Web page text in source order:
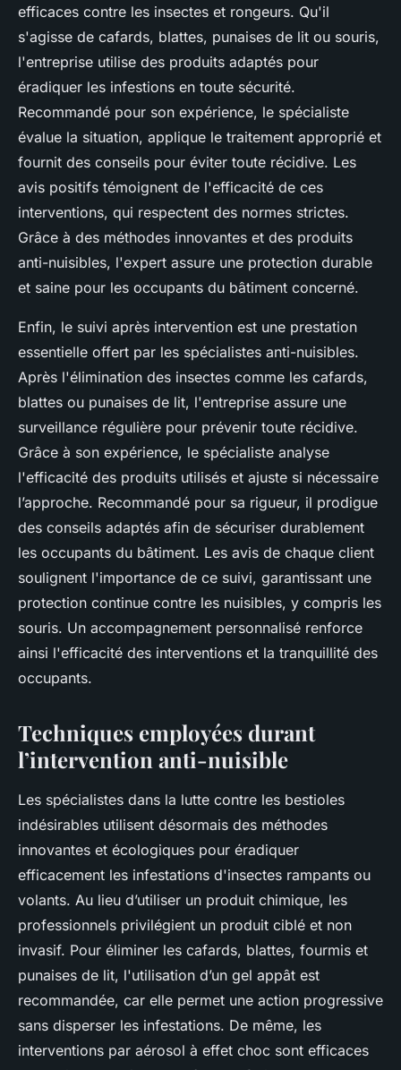
efficaces contre les insectes et rongeurs. Qu'il
s'agisse de cafards, blattes, punaises de lit ou souris,
l'entreprise utilise des produits adaptés pour
éradiquer les infestions en toute sécurité.
Recommandé pour son expérience, le spécialiste
évalue la situation, applique le traitement approprié et
fournit des conseils pour éviter toute récidive. Les
avis positifs témoignent de l'efficacité de ces
interventions, qui respectent des normes strictes.
Grâce à des méthodes innovantes et des produits
anti-nuisibles, l'expert assure une protection durable
et saine pour les occupants du bâtiment concerné.
Enfin, le suivi après intervention est une prestation
essentielle offert par les spécialistes anti-nuisibles.
Après l'élimination des insectes comme les cafards,
blattes ou punaises de lit, l'entreprise assure une
surveillance régulière pour prévenir toute récidive.
Grâce à son expérience, le spécialiste analyse
l'efficacité des produits utilisés et ajuste si nécessaire
l’approche. Recommandé pour sa rigueur, il prodigue
des conseils adaptés afin de sécuriser durablement
les occupants du bâtiment. Les avis de chaque client
soulignent l'importance de ce suivi, garantissant une
protection continue contre les nuisibles, y compris les
souris. Un accompagnement personnalisé renforce
ainsi l'efficacité des interventions et la tranquillité des
occupants.
Techniques employées durant
l’intervention anti-nuisible
Les spécialistes dans la lutte contre les bestioles
indésirables utilisent désormais des méthodes
innovantes et écologiques pour éradiquer
efficacement les infestations d'insectes rampants ou
volants. Au lieu d’utiliser un produit chimique, les
professionnels privilégient un produit ciblé et non
invasif. Pour éliminer les cafards, blattes, fourmis et
punaises de lit, l'utilisation d’un gel appât est
recommandée, car elle permet une action progressive
sans disperser les infestations. De même, les
interventions par aérosol à effet choc sont efficaces